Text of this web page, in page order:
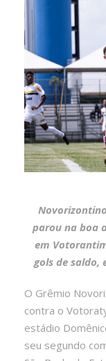
parou na boa
em
gols de saldo,
O Grêmio
contra o
estádio
seu segundo